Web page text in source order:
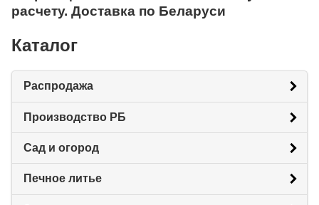
расчету. Доставка по Беларуси
Каталог
Распродажа
Производство РБ
Сад и огород
Печное литье